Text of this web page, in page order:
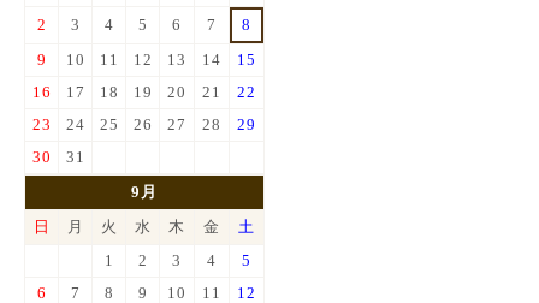
2
3 4 5 6 7
8
9
10 11 12 13 14
15
16
17 18 19 20 21
22
23
24 25 26 27 28
29
30
31
9月
日
月 火 水 木 金
土
1
2 3 4
5
6
7 8 9 10 11
12